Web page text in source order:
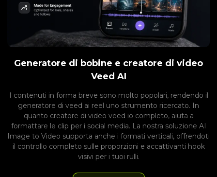
Generatore di bobine e creatore di video
Veed AI
I contenuti in forma breve sono molto popolari, rendendo il
generatore di veed ai reel uno strumento ricercato. In
quanto creatore di video veed io completo, aiuta a
formattare le clip per i social media. La nostra soluzione AI
Image to Video supporta anche i formati verticali, offrendoti
il ​​controllo completo sulle proporzioni e accattivanti hook
visivi per i tuoi rulli.